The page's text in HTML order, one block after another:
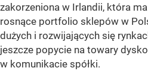
zakorzeniona w Irlandii, która
rosnące portfolio sklepów w
dużych i rozwijających się
jeszcze popycie na towary
w komunikacie spółki.